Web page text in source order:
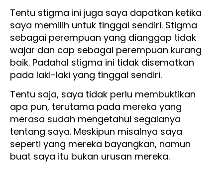
Tentu stigma ini juga saya dapatkan ketika
saya memilih untuk tinggal sendiri. Stigma
sebagai perempuan yang dianggap tidak
wajar dan cap sebagai perempuan kurang
baik. Padahal stigma ini tidak disematkan
pada laki-laki yang tinggal sendiri.
Tentu saja, saya tidak perlu membuktikan
apa pun, terutama pada mereka yang
merasa sudah mengetahui segalanya
tentang saya. Meskipun misalnya saya
seperti yang mereka bayangkan, namun
buat saya itu bukan urusan mereka.